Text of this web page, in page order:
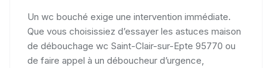
Un wc bouché exige une intervention immédiate.
Que vous choisissiez d’essayer les astuces maison
de débouchage wc Saint-Clair-sur-Epte 95770 ou
de faire appel à un déboucheur d’urgence,